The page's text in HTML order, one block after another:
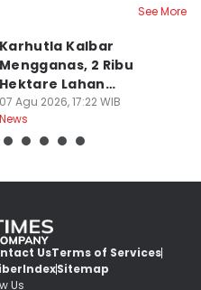
See More
Karhutla Kalbar
Mengganas, 2 Ribu
Hektare Lahan
Terbakar saat Kemarau
07 Agu 2026, 17:22 WIB
News
UsTerms of Services
IndexSitemap
Us